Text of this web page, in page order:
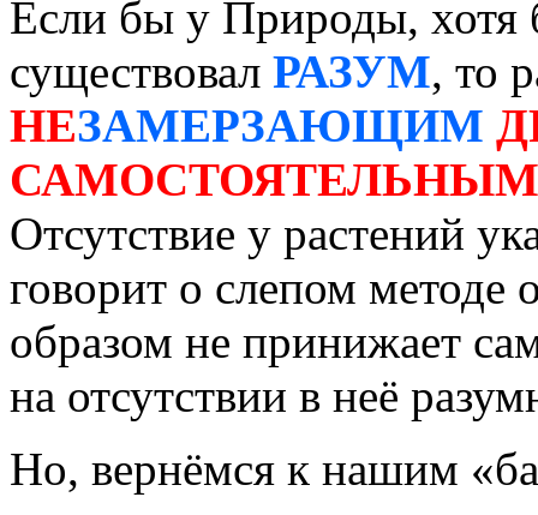
Если бы у Природы, хотя
существовал РАЗУМ, то
НЕЗАМЕРЗАЮЩИМ
САМОСТОЯТЕЛЬНЫМ
Отсутствие у растений
говорит о слепом методе
образом не принижает
на отсутствии в неё
Но, вернёмся к нашим